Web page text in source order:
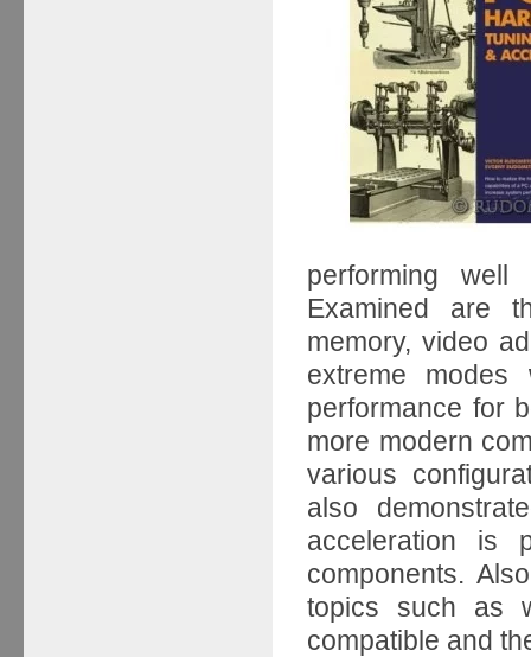
performing well
Examined are
memory, video
extreme
performance for
more modern
various
also
acceleration is
components.
topics such as
compatible and